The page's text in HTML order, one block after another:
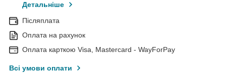
Детальніше
Післяплата
Оплата на рахунок
Оплата карткою Visa, Mastercard - WayForPay
Всі умови оплати